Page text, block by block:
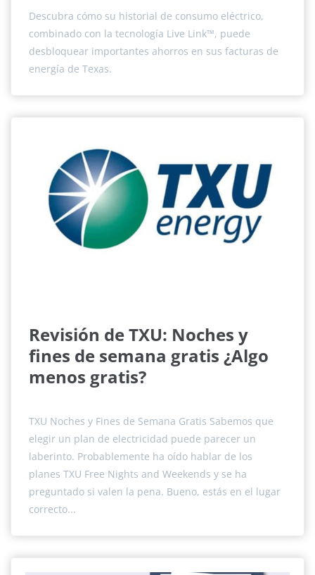
Descubra cómo su historial de consumo eléctrico,
combinado con la tecnología Live Link™, puede
desbloquear importantes ahorros en sus facturas de
energía de Texas.
Revisión de TXU: Noches y
fines de semana gratis ¿Algo
menos gratis?
TXU Noches y Fines de Semana Gratis Sabemos que
elegir un plan de electricidad puede parecer un
laberinto. Probablemente ha oído hablar de los
planes TXU Free Nights and Weekends y se ha
preguntado si valen la pena. Bueno, estás en el lugar
correcto...